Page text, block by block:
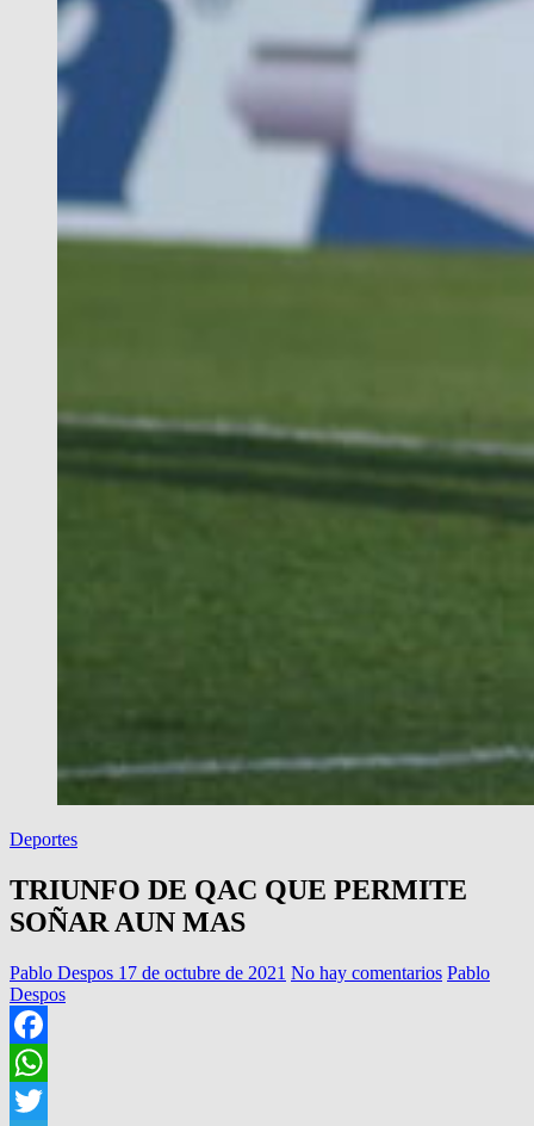
Deportes
TRIUNFO DE QAC QUE PERMITE
SOÑAR AUN MAS
Pablo Despos 17 de octubre de 2021 No hay comentarios Pablo
Despos
Facebook
WhatsApp